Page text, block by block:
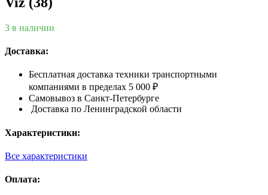
3 в наличии
Доставка:
Бесплатная доставка техники транспортными
компаниями в пределах 5 000 ₽
Самовывоз в Санкт-Петербурге
Доставка по Ленинградской области
Характеристики:
Все характеристики
Оплата: